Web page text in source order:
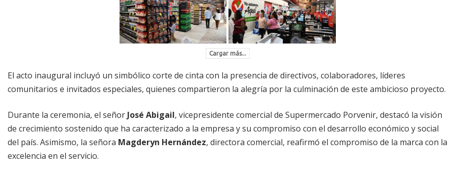
Cargar más...
El acto inaugural incluyó un simbólico corte de cinta con la presencia de directivos, colaboradores, líderes
comunitarios e invitados especiales, quienes compartieron la alegría por la culminación de este ambicioso proyecto.
Durante la ceremonia, el señor José Abigail, vicepresidente comercial de Supermercado Porvenir, destacó la visión
de crecimiento sostenido que ha caracterizado a la empresa y su compromiso con el desarrollo económico y social
del país. Asimismo, la señora Magderyn Hernández, directora comercial, reafirmó el compromiso de la marca con la
excelencia en el servicio.